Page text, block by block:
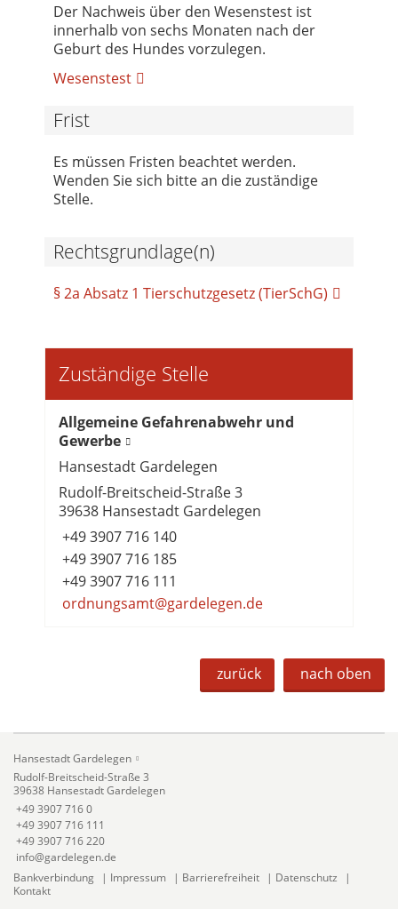
Der Nachweis über den Wesenstest ist
innerhalb von sechs Monaten nach der
Geburt des Hundes vorzulegen.
Wesenstest
Frist
Es müssen Fristen beachtet werden.
Wenden Sie sich bitte an die zuständige
Stelle.
Rechtsgrundlage(n)
§ 2a Absatz 1 Tierschutzgesetz (TierSchG)
Zuständige Stelle
Allgemeine Gefahrenabwehr und
Gewerbe
Hansestadt Gardelegen
Rudolf-Breitscheid-Straße 3
39638 Hansestadt Gardelegen
+49 3907 716 140
+49 3907 716 185
+49 3907 716 111
ordnungsamt@gardelegen.de
zurück nach oben
Hansestadt Gardelegen
Rudolf-Breitscheid-Straße 3
39638 Hansestadt Gardelegen
+49 3907 716 0
+49 3907 716 111
+49 3907 716 220
info@gardelegen.de
Bankverbindung
| Impressum | Barrierefreiheit | Datenschutz
|
Kontakt